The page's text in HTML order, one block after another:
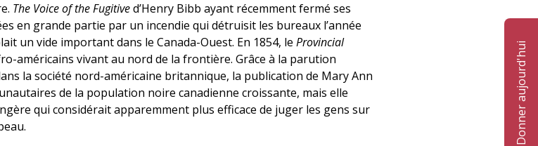
Donner aujourd'hui
The Voice of the Fugitived’Henry Bibb ayant récemment fermé ses
en grande partie par un incendie qui détruisit les bureaux l’année
un vide important dans le Canada-Ouest. En 1854, le Provincial
américains vivant au nord de la frontière. Grâce à la parution
la société nord-américaine britannique, la publication de Mary Ann
de la population noire canadienne croissante, mais elle
qui considérait apparemment plus efficace de juger les gens sur